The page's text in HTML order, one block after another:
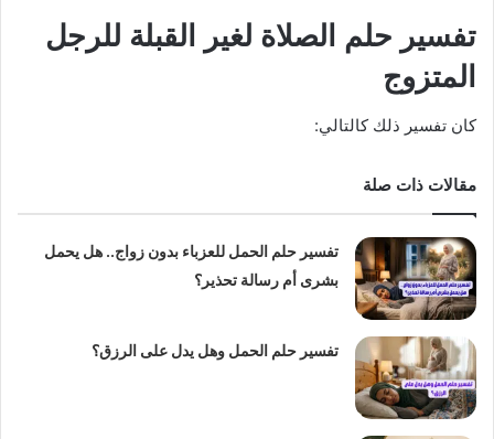
تفسير حلم الصلاة لغير القبلة للرجل
المتزوج
كان تفسير ذلك كالتالي:
مقالات ذات صلة
تفسير حلم الحمل للعزباء بدون زواج.. هل يحمل
بشرى أم رسالة تحذير؟
تفسير حلم الحمل وهل يدل على الرزق؟